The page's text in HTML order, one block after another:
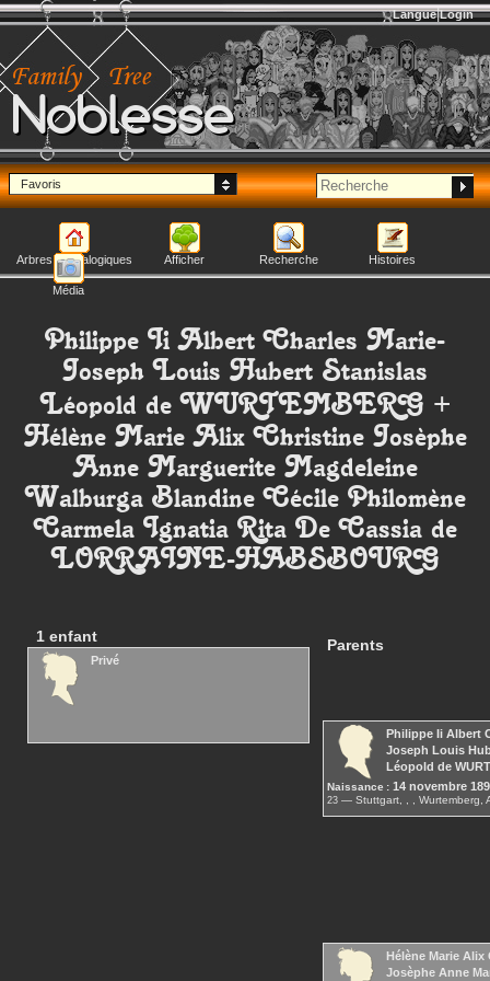
Noblesse
Langue Login
Favoris
Arbres généalogiques Afficher Recherche Histoires
Média
Philippe Ii Albert Charles Marie-
Joseph Louis Hubert Stanislas
Léopold de WURTEMBERG +
Hélène Marie Alix Christine Josèphe
Anne Marguerite Magdeleine
Walburga Blandine Cécile Philomène
Carmela Ignatia Rita De Cassiade
LORRAINE-HABSBOURG
1 enfant
Privé
Parents
Philippe Ii Albert
Joseph Louis
Léopold de
Naissance : 14 novembre
23
Stuttgart, , , Wurtemberg,
Décès : 15 avril 1975
Hélène Marie Alix
Josèphe Anne